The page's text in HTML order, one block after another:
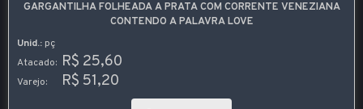
GARGANTILHA FOLHEADA A PRATA COM CORRENTE VENEZIANA
CONTENDO A PALAVRA LOVE
Unid.: pç
Atacado: R$ 25,60
Varejo: R$ 51,20